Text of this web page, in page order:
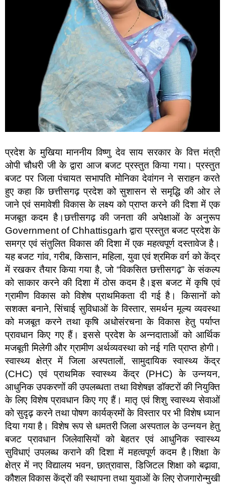
प्रदेश के मुखिया माननीय विष्णु देव साय सरकार के वित्त मंत्री
ओपी चौधरी जी के द्वारा आज बजट प्रस्तुत किया गया। प्रस्तुत
बजट पर जिला पंचायत सभापति मोनिका देवांगन ने सराहन करते
हुए कहा कि छत्तीसगढ़ प्रदेश को सुशासन से समृद्धि की ओर ले
जाने एवं समावेशी विकास के लक्ष्य को प्राप्त करने की दिशा में एक
मजबूत कदम है।छत्तीसगढ़ की जनता की अपेक्षाओं के अनुरूप
Government of Chhattisgarh द्वारा प्रस्तुत बजट प्रदेश के
समग्र एवं संतुलित विकास की दिशा में एक महत्वपूर्ण दस्तावेज है।
यह बजट गांव, गरीब, किसान, महिला, युवा एवं श्रमिक वर्ग को केंद्र
में रखकर तैयार किया गया है, जो “विकसित छत्तीसगढ़” के संकल्प
को साकार करने की दिशा में ठोस कदम है।इस बजट में कृषि एवं
ग्रामीण विकास को विशेष प्राथमिकता दी गई है। किसानों को
सशक्त बनाने, सिंचाई सुविधाओं के विस्तार, समर्थन मूल्य व्यवस्था
को मजबूत करने तथा कृषि अधोसंरचना के विकास हेतु पर्याप्त
प्रावधान किए गए हैं। इससे प्रदेश के अन्नदाताओं को आर्थिक
मजबूती मिलेगी और ग्रामीण अर्थव्यवस्था को नई गति प्राप्त होगी।
स्वास्थ्य क्षेत्र में जिला अस्पतालों, सामुदायिक स्वास्थ्य केंद्र
(CHC) एवं प्राथमिक स्वास्थ्य केंद्र (PHC) के उन्नयन,
आधुनिक उपकरणों की उपलब्धता तथा विशेषज्ञ डॉक्टरों की नियुक्ति
के लिए विशेष प्रावधान किए गए हैं। मातृ एवं शिशु स्वास्थ्य सेवाओं
को सुदृढ़ करने तथा पोषण कार्यक्रमों के विस्तार पर भी विशेष ध्यान
दिया गया है। विशेष रूप से धमतरी जिला अस्पताल के उन्नयन हेतु
बजट प्रावधान जिलेवासियों को बेहतर एवं आधुनिक स्वास्थ्य
सुविधाएं उपलब्ध कराने की दिशा में महत्वपूर्ण कदम है।शिक्षा के
क्षेत्र में नए विद्यालय भवन, छात्रावास, डिजिटल शिक्षा को बढ़ावा,
कौशल विकास केंद्रों की स्थापना तथा युवाओं के लिए रोजगारोन्मुखी